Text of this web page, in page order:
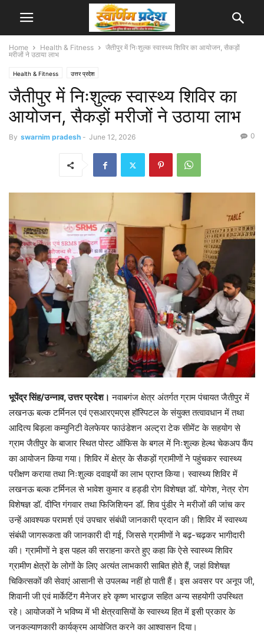
Home Health & Fitness
जैतीपुर में निःशुल्क स्वास्थ्य शिविर का आयोजन, सैकड़ों
मरीजों ने उठाया लाभ
Health & Fitness उत्तर प्रदेश
जैतीपुर में निःशुल्क स्वास्थ्य शिविर का
आयोजन, सैकड़ों मरीजों ने उठाया लाभ
By swarnim pradesh - June 12, 2026 0
भूपेंद्र सिंह/उन्नाव, उत्तर प्रदेश। नवाबगंज क्षेत्र अंतर्गत ग्राम पंचायत जैतीपुर में
लखनऊ बल्क टर्मिनल एवं एसआरएमएस हॉस्पिटल के संयुक्त तत्वावधान में तथा
आदित्य बिड़ला कम्युनिटी वेलफेयर फाउंडेशन अल्ट्रा टेक सीमेंट के सहयोग से
ग्राम जैतीपुर के बाजार स्थित पोस्ट ऑफिस के बगल में निःशुल्क हेल्थ चेकअप कैंप
का आयोजन किया गया। शिविर में क्षेत्र के सैकड़ों ग्रामीणों ने पहुंचकर स्वास्थ्य
परीक्षण कराया तथा निःशुल्क दवाइयों का लाभ प्राप्त किया। स्वास्थ्य शिविर में
लखनऊ बल्क टर्मिनल से भावेश कुमार व हड्डी रोग विशेषज्ञ डॉ. योगेश, नेत्र रोग
विशेषज्ञ डॉ. दीप्ति गंगवार तथा फिजिशियन डॉ. शिव पुंडीर ने मरीजों की जांच कर
उन्हें आवश्यक परामर्श एवं उपचार संबंधी जानकारी प्रदान की। शिविर में स्वास्थ्य
संबंधी जागरूकता की जानकारी दी गई, जिससे ग्रामीणों ने बढ़-चढ़कर भागीदारी
की। ग्रामीणों ने इस पहल की सराहना करते हुए कहा कि ऐसे स्वास्थ्य शिविर
ग्रामीण क्षेत्रों के लोगों के लिए अत्यंत लाभकारी साबित होते हैं, जहां विशेषज्ञ
चिकित्सकों की सेवाएं आसानी से उपलब्ध नहीं हो पाती हैं। इस अवसर पर अनूप जी,
शिवानी जी एवं मार्केटिंग मैनेजर हरे कृष्ण भारद्वाज सहित अन्य सहयोगी उपस्थित
रहे। आयोजकों ने भविष्य में भी क्षेत्रवासियों के स्वास्थ्य हित में इसी प्रकार के
जनकल्याणकारी कार्यक्रम आयोजित करने का आश्वासन दिया।